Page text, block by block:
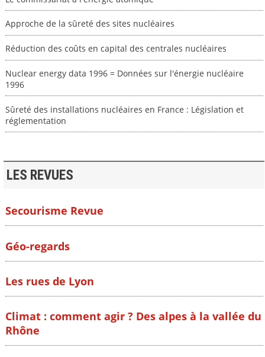
Approche de la sûreté des sites nucléaires
Réduction des coûts en capital des centrales nucléaires
Nuclear energy data 1996 = Données sur l'énergie nucléaire
1996
Sûreté des installations nucléaires en France : Législation et
réglementation
LES REVUES
Secourisme Revue
Géo-regards
Les rues de Lyon
Climat : comment agir ? Des alpes à la vallée du
Rhône